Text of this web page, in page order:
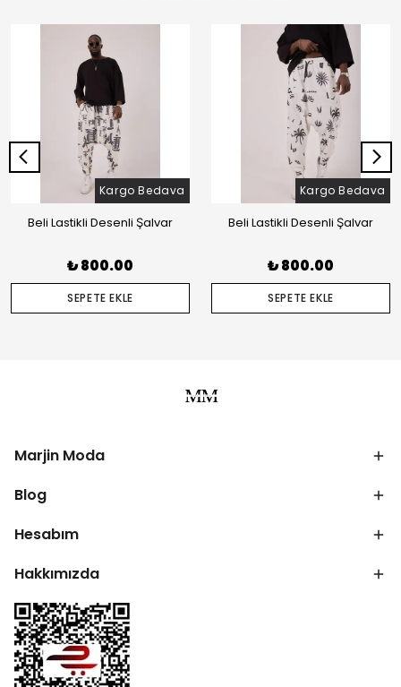
Kargo Bedava
Beli Lastikli Desenli Şalvar
₺ 800.00
SEPETE EKLE
Kargo Bedava
Beli Lastikli Desenli Şalvar
₺ 800.00
SEPETE EKLE
Marjin Moda
Blog
Hesabım
Hakkımızda